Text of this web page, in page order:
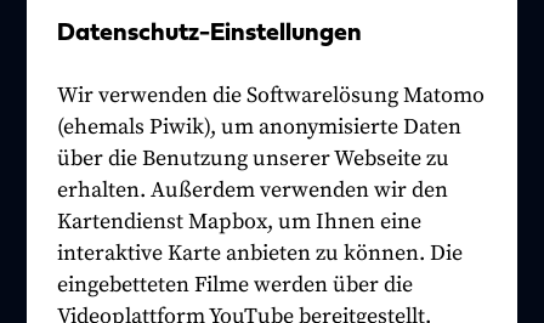
Datenschutz-Einstellungen
Wir verwenden die Softwarelösung Matomo
(ehemals Piwik), um anonymisierte Daten
über die Benutzung unserer Webseite zu
erhalten. Außerdem verwenden wir den
Kartendienst Mapbox, um Ihnen eine
interaktive Karte anbieten zu können. Die
eingebetteten Filme werden über die
Videoplattform YouTube bereitgestellt.